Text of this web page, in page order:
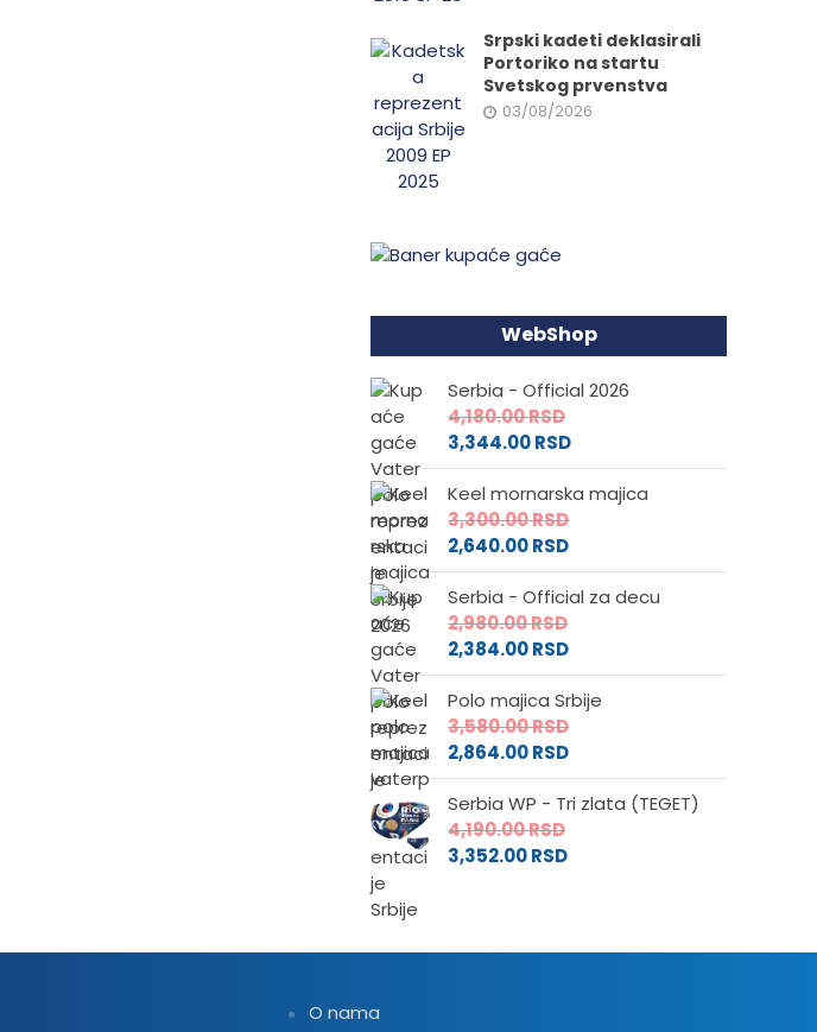
Srpski kadeti deklasirali
Portoriko na startu
Svetskog prvenstva
03/08/2026
WebShop
Serbia - Official 2026
4,180.00RSD
3,344.00RSD
Keel mornarska majica
3,300.00RSD
2,640.00RSD
Serbia - Official za decu
2,980.00RSD
2,384.00RSD
Polo majica Srbije
3,580.00RSD
2,864.00RSD
Serbia WP - Tri zlata (TEGET)
4,190.00RSD
3,352.00RSD
O nama